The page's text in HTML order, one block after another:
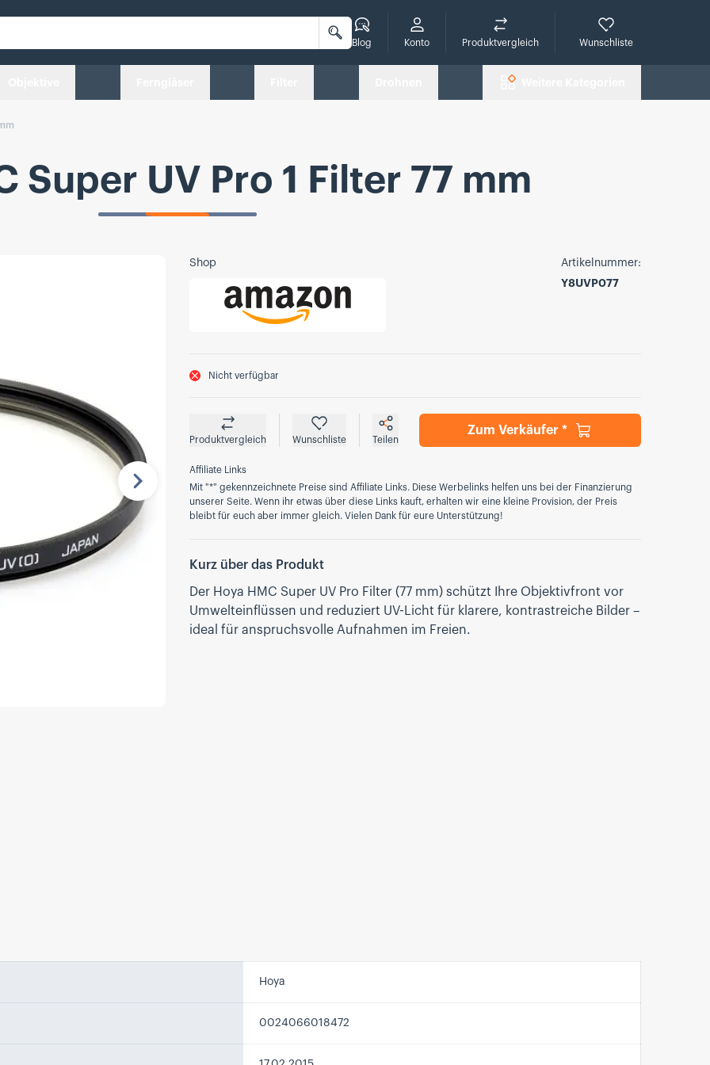
Suche
Blog Konto Produktvergleich Wunschliste
Super UV Pro 1 Filter 77 mm
Nächste
Artikelnummer:
Y8UVP077
Shop
Nicht verfügbar
Zum Verkäufer *
Produktvergleich Wunschliste Teilen
Affiliate Links
Mit "*" gekennzeichnete Preise sind Affiliate Links. Diese Werbelinks helfen uns bei der Finanzierung
unserer Seite. Wenn ihr etwas über diese Links kauft, erhalten wir eine kleine Provision, der Preis
bleibt für euch aber immer gleich. Vielen Dank für eure Unterstützung!
Kurz über das Produkt
Der Hoya HMC Super UV Pro Filter (77 mm) schützt Ihre Objektivfront vor
Umwelteinflüssen und reduziert UV-Licht für klarere, kontrastreiche Bilder –
ideal für anspruchsvolle Aufnahmen im Freien.
Hoya
0024066018472